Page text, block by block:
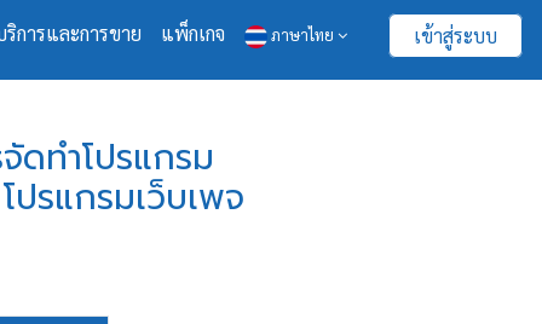
ริการและการขาย แพ็กเกจ ภาษาไทย เข้าสู่ระบบ
ดทำโปรแกรม
รแกรมเว็บเพจ